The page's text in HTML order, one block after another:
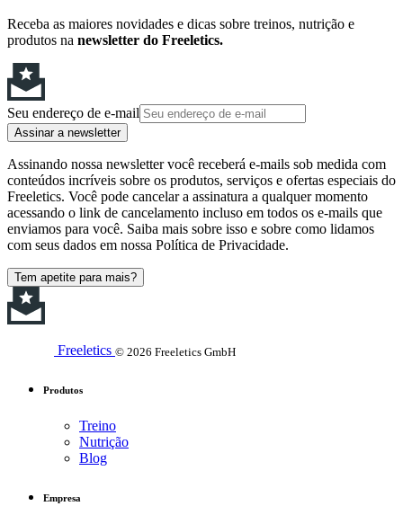
Receba as maiores novidades e dicas sobre treinos, nutrição e
produtos na newsletter do Freeletics.
Seu endereço de e-mail
Assinar a newsletter
Assinando nossa newsletter você receberá e-mails sob medida com
conteúdos incríveis sobre os produtos, serviços e ofertas especiais do
Freeletics. Você pode cancelar a assinatura a qualquer momento
acessando o link de cancelamento incluso em todos os e-mails que
enviamos para você. Saiba mais sobre isso e sobre como lidamos
com seus dados em nossa Política de Privacidade.
Tem apetite para mais?
Freeletics © 2026 Freeletics GmbH
Produtos
Treino
Nutrição
Blog
Empresa